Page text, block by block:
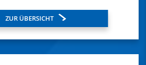
ZUR ÜBERSICHT